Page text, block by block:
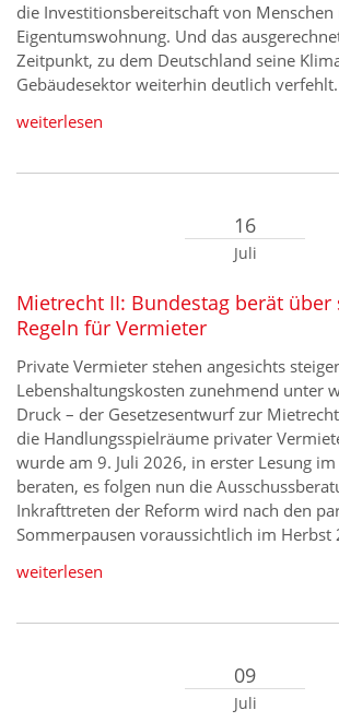
die Investitionsbereitschaft von
Eigentumswohnung. Und das
Zeitpunkt, zu dem Deutschland seine
Gebäudesektor weiterhin deutlich verfehlt. ‌
weiterlesen
16
Juli
Mietrecht II: Bundestag berät über
Regeln für Vermieter
Private Vermieter stehen angesichts
Lebenshaltungskosten zunehmend unter
Druck – der Gesetzesentwurf zur
die Handlungsspielräume privater
wurde am 9. Juli 2026, in erster Lesung
beraten, es folgen nun die
Inkrafttreten der Reform wird nach den
Sommerpausen voraussichtlich im Herbst
weiterlesen
09
Juli